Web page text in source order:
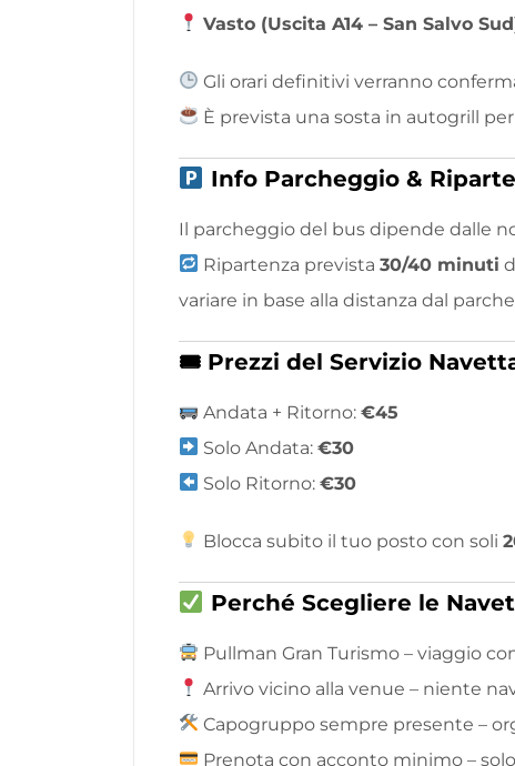
Vasto (Uscita A14 – San Salvo
Gli orari definitivi verranno
È prevista una sosta in autogrill
Info Parcheggio &
Il parcheggio del bus dipende dalle
Ripartenza prevista30/40 minuti
variare in base alla distanza dal
🎟 Prezzi del Servizio
Andata + Ritorno:€45
Solo Andata:€30
Solo Ritorno:€30
Blocca subito il tuo posto con soli
Perché Scegliere le
Pullman Gran Turismo – viaggio
Arrivo vicino alla venue – niente
Capogruppo sempre presente –
Prenota con acconto minimo –